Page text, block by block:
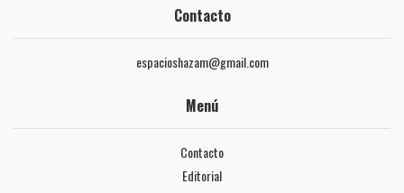
Contacto
espacioshazam@gmail.com
Menú
Contacto
Editorial